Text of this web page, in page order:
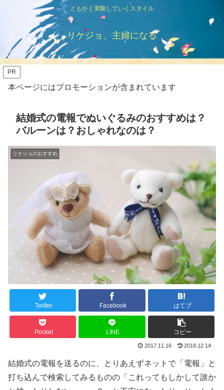
ともかく実験していくスタイル
リケジョ、主婦になる
PR
本ページにはプロモーションが含まれています
結婚式の電報でぬいぐるみのおすすめは？
バルーンは？おしゃれなのは？
リケジョのおすすめ
Twitter Facebook はてブ
Pocket LINE コピー
2017.11.16 2018.12.14
結婚式の電報を送るのに、とりあえずネットで「電報」と
打ち込んで検索してみるものの「これってもしかして誰か